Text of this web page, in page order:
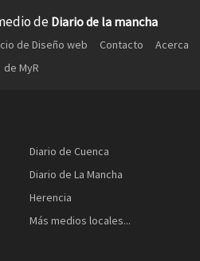
de Diario de la mancha
de Diseño web Contacto
Acerca
de MyR
Diario de Cuenca
Diario de La Mancha
Herencia
Más medios locales...